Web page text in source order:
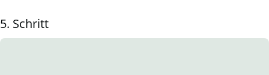
5. Schritt